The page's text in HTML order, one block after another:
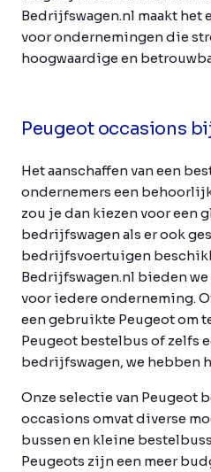
Bedrijfswagen.nl maakt het
voor ondernemingen die
hoogwaardige en
Peugeot occasions
Het aanschaffen van een
ondernemers een
zou je dan kiezen voor een
bedrijfswagen als er ook
bedrijfsvoertuigen
Bedrijfswagen.nl bieden
voor iedere onderneming.
een gebruikte Peugeot om
Peugeot bestelbus of zelfs
bedrijfswagen, we hebben
Onze selectie van Peugeot
occasions omvat diverse
bussen en kleine
Peugeots zijn een meer